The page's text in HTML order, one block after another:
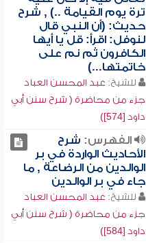
ترة يوم القيامة ..) , شرح
حديث: (أن النبي قال
لنوفل: اقرأ: قل يا أيها
الكافرون ثم نم على
خاتمتها...)
للشيخ: عبد المحسن العباد
جزء من محاضرة ( شرح سنن أبي
داود [574])
الفهرس: شرح
الأحاديث الواردة في بر
الوالدين من الرضاعة , ما
جاء في بر الوالدين
للشيخ: عبد المحسن العباد
جزء من محاضرة ( شرح سنن أبي
داود [584])